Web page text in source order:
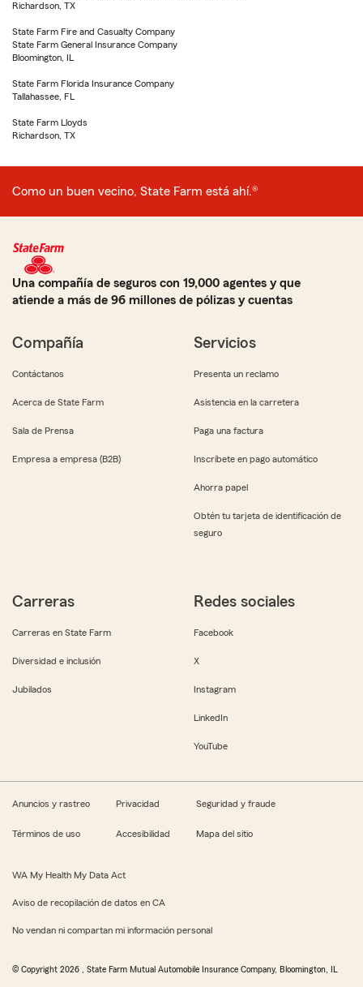
Richardson, TX
State Farm Fire and Casualty Company
State Farm General Insurance Company
Bloomington, IL
State Farm Florida Insurance Company
Tallahassee, FL
State Farm Lloyds
Richardson, TX
Como un buen vecino, State Farm está ahí.®
Una compañía de seguros con 19,000 agentes y que
atiende a más de 96 millones de pólizas y cuentas
Compañía
Contáctanos
Acerca de State Farm
Sala de Prensa
Empresa a empresa (B2B)
Servicios
Presenta un reclamo
Asistencia en la carretera
Paga una factura
Inscríbete en pago automático
Ahorra papel
Obtén tu tarjeta de identificación de
seguro
Carreras
Carreras en State Farm
Diversidad e inclusión
Jubilados
Redes sociales
Facebook
X
Instagram
LinkedIn
YouTube
Anuncios y rastreo Privacidad Seguridad y fraude
Términos de uso Accesibilidad Mapa del sitio
WA My Health My Data Act
Aviso de recopilación de datos en CA
No vendan ni compartan mi información personal
© Copyright 2026 , State Farm Mutual Automobile Insurance Company, Bloomington, IL